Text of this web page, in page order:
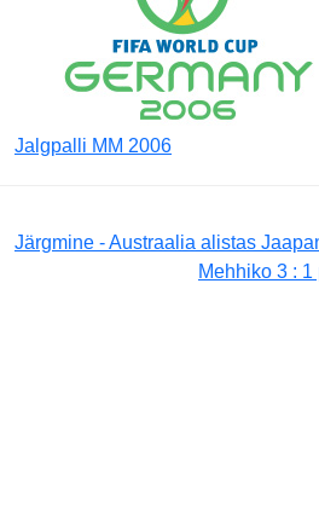
Jalgpalli MM 2006
Järgmine - Austraalia alistas
Mehhiko 3 :